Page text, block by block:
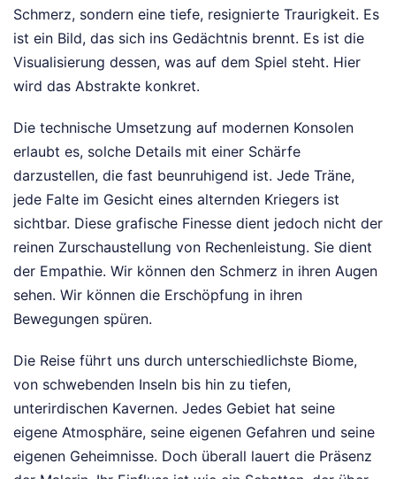
Schmerz, sondern eine tiefe, resignierte Traurigkeit. Es
ist ein Bild, das sich ins Gedächtnis brennt. Es ist die
Visualisierung dessen, was auf dem Spiel steht. Hier
wird das Abstrakte konkret.
Die technische Umsetzung auf modernen Konsolen
erlaubt es, solche Details mit einer Schärfe
darzustellen, die fast beunruhigend ist. Jede Träne,
jede Falte im Gesicht eines alternden Kriegers ist
sichtbar. Diese grafische Finesse dient jedoch nicht der
reinen Zurschaustellung von Rechenleistung. Sie dient
der Empathie. Wir können den Schmerz in ihren Augen
sehen. Wir können die Erschöpfung in ihren
Bewegungen spüren.
Die Reise führt uns durch unterschiedlichste Biome,
von schwebenden Inseln bis hin zu tiefen,
unterirdischen Kavernen. Jedes Gebiet hat seine
eigene Atmosphäre, seine eigenen Gefahren und seine
eigenen Geheimnisse. Doch überall lauert die Präsenz